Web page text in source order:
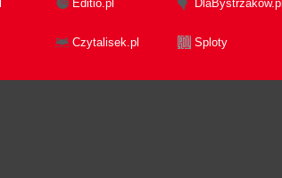
Editio.pl DlaBystrzakow.pl
Czytalisek.pl Sploty